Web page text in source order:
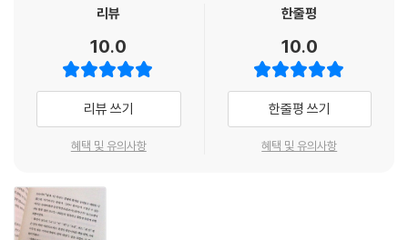
기로 결심한다. 그 결과 지구의 모든 생명체는 지난 십 년간의 일들을 좋건
뚱한 패에 또다시 돈을 걸고, 이미 퇴고한 작품을 다시 한번 쓰고. 무슨 일
이건 다시 한번 더! 사람들은 기이한 기시감을 느끼면서 매분, 매시간, 매
년 힘들게 나아갔다.
그러나 진짜 문제는 십 년의 재연 기간이 끝난 뒤였다. 의지와 상관없이 과
황하고 말았다. 곳곳에서 사고가 터졌다. 길을 가던 사람들은 죄다 고꾸라
졌고, 통제력을 잃은 운전자 덕에 온갖 교통수단이 이리저리 부딪혔다. 지
구는 순식간에 아수라장이 되고, 바로 그때 절판된 SF 작가 킬고어 트라우
리뷰
10.0
리뷰 쓰기
혜택 및 유의사항
한줄평
10.0
한줄평 쓰기
혜택 및 유의사항